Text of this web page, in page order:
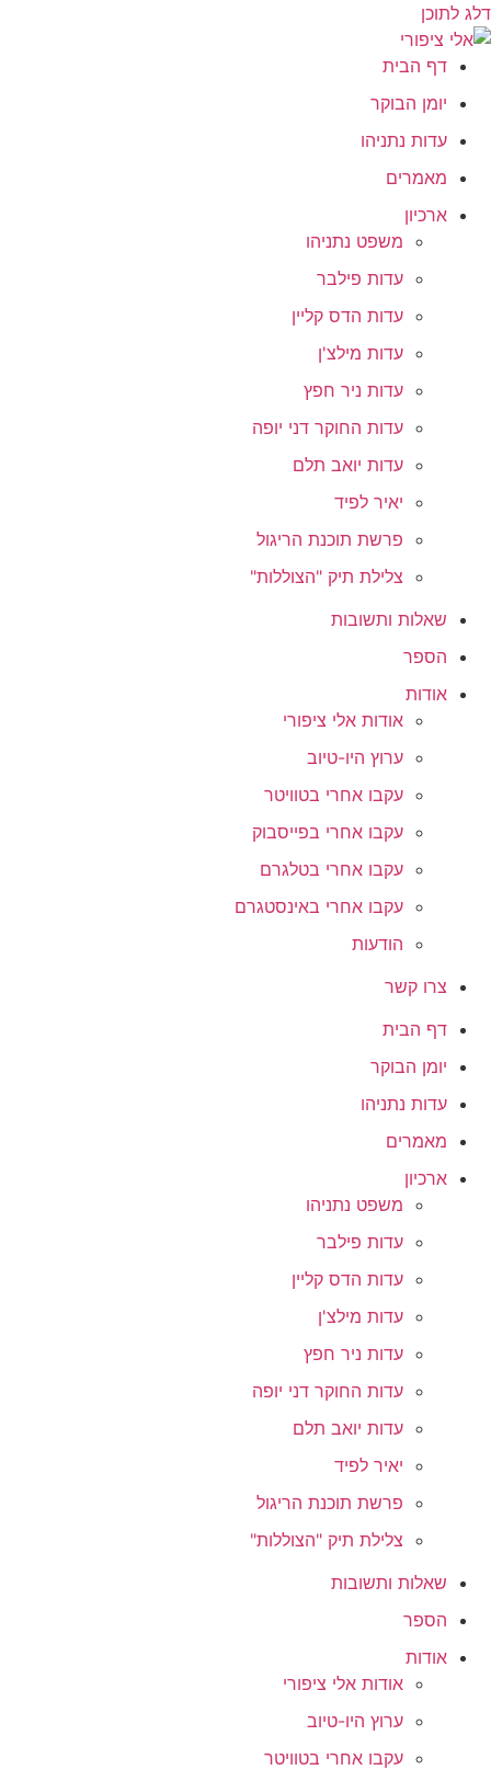
דלג לתוכן
דף הבית
יומן הבוקר
עדות נתניהו
מאמרים
ארכיון
משפט נתניהו
עדות פילבר
עדות הדס קליין
עדות מילצ'ן
עדות ניר חפץ
עדות החוקר דני יופה
עדות יואב תלם
יאיר לפיד
פרשת תוכנת הריגול
צלילת תיק "הצוללות"
שאלות ותשובות
הספר
אודות
אודות אלי ציפורי
ערוץ היו-טיוב
עקבו אחרי בטוויטר
עקבו אחרי בפייסבוק
עקבו אחרי בטלגרם
עקבו אחרי באינסטגרם
הודעות
צרו קשר
דף הבית
יומן הבוקר
עדות נתניהו
מאמרים
ארכיון
משפט נתניהו
עדות פילבר
עדות הדס קליין
עדות מילצ'ן
עדות ניר חפץ
עדות החוקר דני יופה
עדות יואב תלם
יאיר לפיד
פרשת תוכנת הריגול
צלילת תיק "הצוללות"
שאלות ותשובות
הספר
אודות
אודות אלי ציפורי
ערוץ היו-טיוב
עקבו אחרי בטוויטר